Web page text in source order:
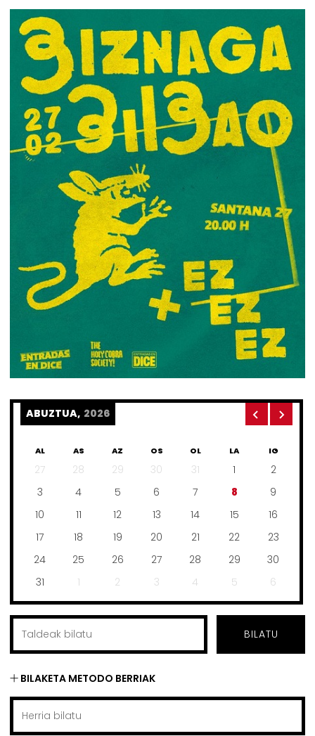
ABUZTUA, 2026
AL AS AZ OS OL LA IG
27 28 29 30 31 1
2
3
4 5 6 7 8
9
10
11 12 13 14 15
16
17
18 19 20 21 22
23
24
25 26 27 28 29
30
31
1 2 3 4 5 6
BILATU
BILAKETA METODO BERRIAK